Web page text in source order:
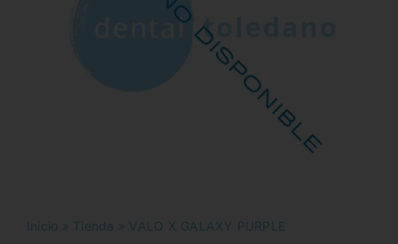
Inicio » Tienda » VALO X GALAXY PURPLE